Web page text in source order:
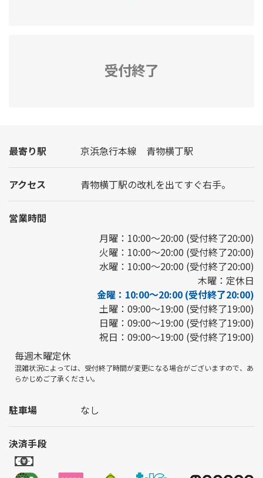
受付終了
最寄り駅 京浜急行本線 青物横丁駅
アクセス 青物横丁駅の改札を出てすぐ右手。
営業時間
月曜：10:00～20:00 (受付終了20:00)
火曜：10:00～20:00 (受付終了20:00)
水曜：10:00～20:00 (受付終了20:00)
木曜：定休日
金曜：10:00～20:00 (受付終了20:00)
土曜：09:00～19:00 (受付終了19:00)
日曜：09:00～19:00 (受付終了19:00)
祝日：09:00～19:00 (受付終了19:00)
毎週木曜定休
混雑状況によっては、受付終了時間が変更になる場合がございますので、あ
らかじめご了承ください。
駐車場 なし
決済手段